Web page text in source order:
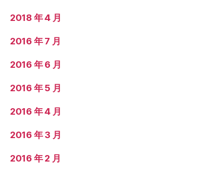
2018 年 4 月
2016 年 7 月
2016 年 6 月
2016 年 5 月
2016 年 4 月
2016 年 3 月
2016 年 2 月